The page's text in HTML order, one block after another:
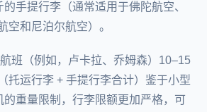
的手提行李（通常适用于佛陀航空、
空和 尼泊尔航空）。
班（例如，卢卡拉、乔姆森）10–15
托运行李 + 手提行李合计）鉴于小型
的重量限制，行李限额更加严格，可